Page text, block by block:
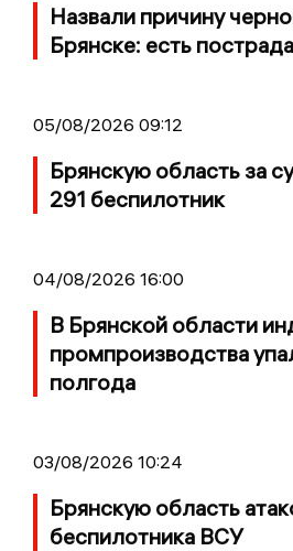
Назвали причину
Брянске: есть
05/08/2026 09:12
Брянскую область за
291 беспилотник
04/08/2026 16:00
В Брянской области
промпроизводства
полгода
03/08/2026 10:24
Брянскую область
беспилотника ВСУ